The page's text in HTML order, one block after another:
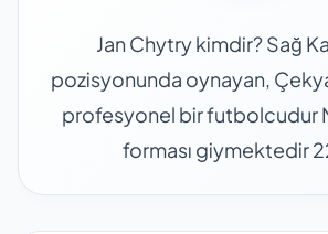
Jan Chytry kimdir? Sağ
pozisyonunda oynayan,
profesyonel bir futbolcudur
forması giymektedir